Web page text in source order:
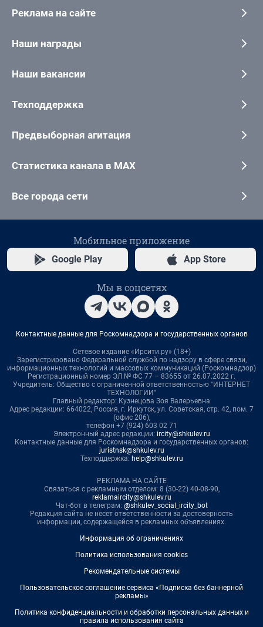
Реклама на сайте
Наши награды
Наши вакансии
Техподдержка
Предвыборная агитация
Статистика канала в MAX
Все города сети
Мобильное приложение
Google Play App Store
Мы в соцсетях
Контактные данные для Роскомнадзора и государственных органов
Сетевое издание «Ирсити.ру» (18+)
Зарегистрировано Федеральной службой по надзору в сфере связи,
информационных технологий и массовых коммуникаций (Роскомнадзор)
Регистрационный номер ЭЛ № ФС 77 – 83655 от 26.07.2022 г.
Учредитель: Общество с ограниченной ответственностью "ИНТЕРНЕТ
ТЕХНОЛОГИИ"
Главный редактор: Кузнецова Зоя Валерьевна
Адрес редакции: 664022, Россия, г. Иркутск, ул. Советская, стр. 42, пом. 7
(офис 206),
телефон +7 (924) 603 02 71
Электронный адрес редакции: ircity@shkulev.ru
Контактные данные для Роскомнадзора и государственных органов:
juristnsk@shkulev.ru
Техподдержка: help@shkulev.ru
РЕКЛАМА НА САЙТЕ
Связаться с рекламным отделом: 8 (30-22) 40-08-90,
reklamaircity@shkulev.ru
Чат-бот в телеграм: @shkulev_social_ircity_bot
Редакция сайта не несет ответственности за достоверность
информации, содержащейся в рекламных объявлениях.
Информация об ограничениях
Политика использования cookies
Рекомендательные системы
Пользовательское соглашение сервиса «Подписка без баннерной
рекламы»
Политика конфиденциальности и обработки персональных данных и
правила использования сайта